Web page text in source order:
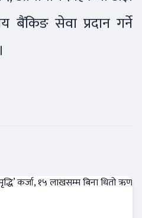
बैंकिङ सेवा प्रदान गर्ने